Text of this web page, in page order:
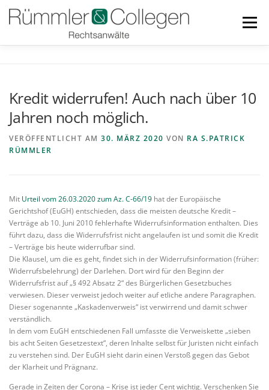
Inhalt
Menü
DOWNLOADS KONTAKT
Kredit widerrufen! Auch nach über 10
Jahren noch möglich.
VERÖFFENTLICHT AM 30. MÄRZ 2020 VON RA S.PATRICK
RÜMMLER
Mit Urteil vom 26.03.2020 zum Az. C-66/19 hat der Europäische
Gerichtshof (EuGH) entschieden, dass die meisten deutsche Kredit –
Verträge ab 10. Juni 2010 fehlerhafte Widerrufsinformation enthalten. Dies
führt dazu, dass die Widerrufsfrist nicht angelaufen ist und somit die Kredit
– Verträge bis heute widerrufbar sind.
Die Klausel, um die es geht, findet sich in der Widerrufsinformation (früher:
Widerrufsbelehrung) der Darlehen. Dort wird für den Beginn der
Widerrufsfrist auf „§ 492 Absatz 2“ des Bürgerlichen Gesetzbuches
verwiesen. Dieser verweist jedoch weiter auf etliche andere Paragraphen.
Dieser sogenannte „Kaskadenverweis“ ist verwirrend und damit schwer
verständlich.
In dem vom EuGH entschiedenen Fall umfasste die Verweiskette „sieben
bis acht Seiten Gesetzestext“, deren Inhalte selbst für Juristen nicht einfach
zu verstehen sind. Der EuGH sieht darin einen Verstoß gegen das Gebot
der Klarheit und Prägnanz.
Gerade in Zeiten der Corona – Krise ist jeder Cent wichtig. Verschenken Sie